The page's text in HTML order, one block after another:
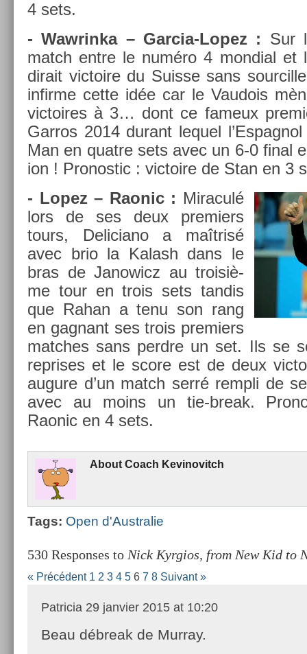
4 sets.
- Waw­rinka – Garcia-Lopez : Sur
match entre le numéro 4 mon­di­al et
di­rait vic­toire du Suis­se sans
in­fir­me cette idée car le Vaudois
vic­toires à 3… dont ce fameux
Garros 2014 durant lequel
Man en quat­re sets avec un 6-0 final
ion ! Pro­nos­tic : vic­toire de Stan en 3
- Lopez – Raonic : Miraculé
lors de ses deux pre­mi­ers
tours, De­liciano a maîtrisé
avec brio la Kalash dans le
bras de Janowicz au troisiè­
me tour en trois sets tan­dis
que Rahan a tenu son rang
en gag­nant ses trois pre­mi­ers
matches sans per­dre un set. Ils se
re­prises et le score est de deux
augure d’un match serré re­mpli de
avec au moins un tie-break.
Raonic en 4 sets.
About Coach Kevinovitch
Tags: Open d'Australie
530 Responses to Nick Kyrgios, from New Kid to
« Précédent 1 2 3 4 5 6 7 8 Suivant »
Patricia 29 janvier 2015 at 10:20
Beau débreak de Murray.